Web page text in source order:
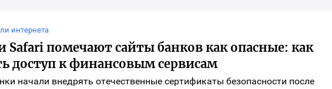
материала
интернета
Safari помечают сайты банков как опасные: как
доступ к финансовым сервисам
начали внедрять отечественные сертификаты безопасности после